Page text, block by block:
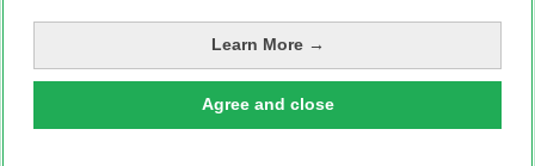
Learn More →
Agree and close
lees je voor aanschaf wel goed in. De chat-app werkt
namelijk heel anders dan op een slimme telefoon. Je kunt
berichtjes sturen en ontvangen, maar daar blijft het
grotendeels bij. Typen op een dumbphone is niet